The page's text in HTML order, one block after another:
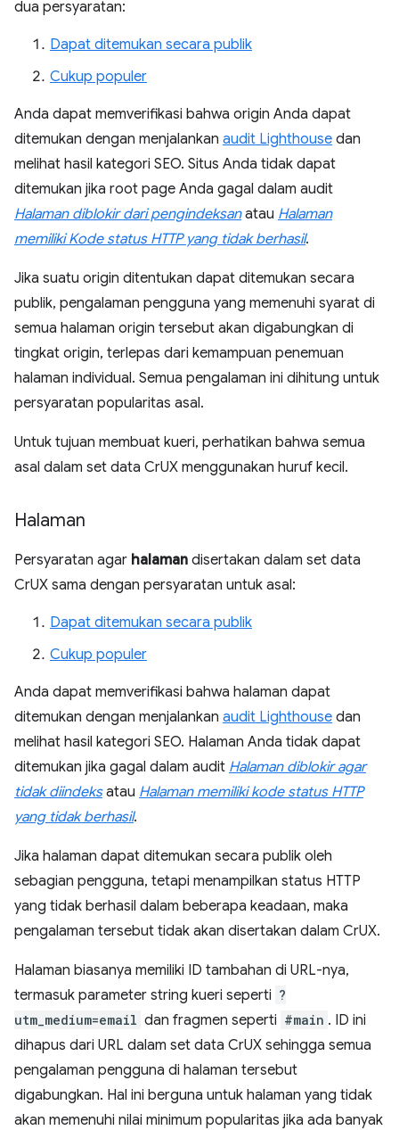
dua persyaratan:
Dapat ditemukan secara publik
Cukup populer
Anda dapat memverifikasi bahwa origin Anda dapat
ditemukan dengan menjalankan audit Lighthouse dan
melihat hasil kategori SEO. Situs Anda tidak dapat
ditemukan jika root page Anda gagal dalam audit
Halaman diblokir dari pengindeksanatau Halaman
memiliki Kode status HTTP yang tidak berhasil.
Jika suatu origin ditentukan dapat ditemukan secara
publik, pengalaman pengguna yang memenuhi syarat di
semua halaman origin tersebut akan digabungkan di
tingkat origin, terlepas dari kemampuan penemuan
halaman individual. Semua pengalaman ini dihitung untuk
persyaratan popularitas asal.
Untuk tujuan membuat kueri, perhatikan bahwa semua
asal dalam set data CrUX menggunakan huruf kecil.
Halaman
Persyaratan agar halaman disertakan dalam set data
CrUX sama dengan persyaratan untuk asal:
Dapat ditemukan secara publik
Cukup populer
Anda dapat memverifikasi bahwa halaman dapat
ditemukan dengan menjalankan audit Lighthouse dan
melihat hasil kategori SEO. Halaman Anda tidak dapat
ditemukan jika gagal dalam audit Halaman diblokir agar
tidak diindeksatau Halaman memiliki kode status HTTP
yang tidak berhasil.
Jika halaman dapat ditemukan secara publik oleh
sebagian pengguna, tetapi menampilkan status HTTP
yang tidak berhasil dalam beberapa keadaan, maka
pengalaman tersebut tidak akan disertakan dalam CrUX.
Halaman biasanya memiliki ID tambahan di URL-nya,
termasuk parameter string kueri seperti ?
utm_medium=email dan fragmen seperti #main . ID ini
dihapus dari URL dalam set data CrUX sehingga semua
pengalaman pengguna di halaman tersebut
digabungkan. Hal ini berguna untuk halaman yang tidak
akan memenuhi nilai minimum popularitas jika ada banyak